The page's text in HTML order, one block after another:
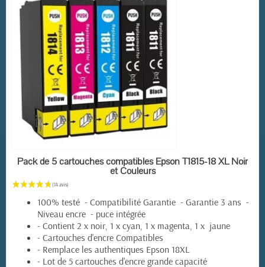
(6 avis)
EN STOCK
Pack de 5 cartouches compatibles Epson T1815-18 XL Noir
et Couleurs
100% testé - Compatibilité Garantie - Garantie 3 ans -
Niveau encre - puce intégrée
- Contient 2 x noir, 1 x cyan, 1 x magenta, 1 x jaune
- Cartouches d'encre Compatibles
- Remplace les authentiques Epson 18XL
- Lot de 5 cartouches d'encre grande capacité